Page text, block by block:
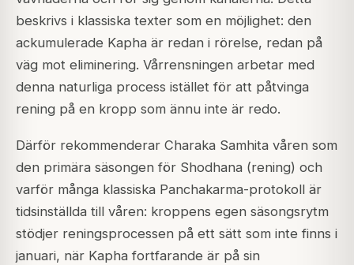
beskrivs i klassiska texter som en möjlighet: den
ackumulerade Kapha är redan i rörelse, redan på
väg mot eliminering. Vårrensningen arbetar med
denna naturliga process istället för att påtvinga
rening på en kropp som ännu inte är redo.
Därför rekommenderar Charaka Samhita våren som
den primära säsongen för Shodhana (rening) och
varför många klassiska Panchakarma-protokoll är
tidsinställda till våren: kroppens egen säsongsrytm
stödjer reningsprocessen på ett sätt som inte finns i
januari, när Kapha fortfarande är på sin